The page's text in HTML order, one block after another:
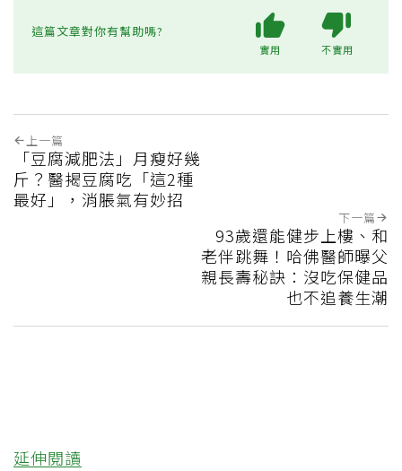
這篇文章對你有幫助嗎?
實用 不實用
上一篇
「豆腐減肥法」月瘦好幾
斤？醫揭豆腐吃「這2種
最好」，消脹氣有妙招
下一篇
93歲還能健步上樓、和
老伴跳舞！哈佛醫師曝父
親長壽秘訣：沒吃保健品
也不追養生潮
延伸閱讀